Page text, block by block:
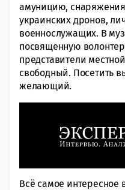
амуницию,
украинских дронов,
военнослужащих. В
посвященную
представители
свободный. Посетить
желающий.
Всё самое интересное